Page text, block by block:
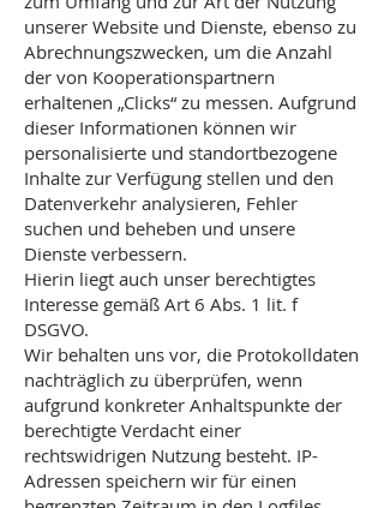
unserer Website und Dienste, ebenso zu
Abrechnungszwecken, um die Anzahl
der von Kooperationspartnern
erhaltenen „Clicks“ zu messen. Aufgrund
dieser Informationen können wir
personalisierte und standortbezogene
Inhalte zur Verfügung stellen und den
Datenverkehr analysieren, Fehler
suchen und beheben und unsere
Dienste verbessern.
Hierin liegt auch unser berechtigtes
Interesse gemäß Art 6 Abs. 1 lit. f
DSGVO.
Wir behalten uns vor, die Protokolldaten
nachträglich zu überprüfen, wenn
aufgrund konkreter Anhaltspunkte der
berechtigte Verdacht einer
rechtswidrigen Nutzung besteht. IP-
Adressen speichern wir für einen